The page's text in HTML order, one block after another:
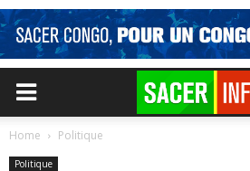
Home Politique
Politique